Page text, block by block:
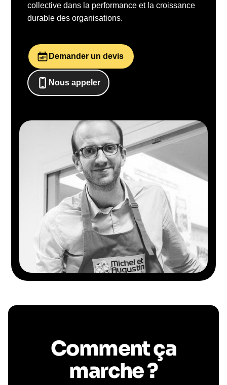
collective dans la performance et la croissance
durable des organisations.
Demander un devis
Nous appeler
0652698481
Comment ça
marche ?